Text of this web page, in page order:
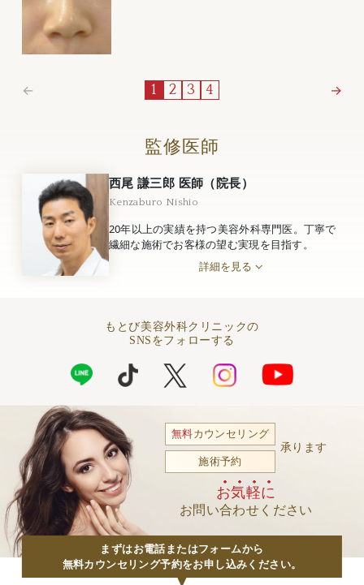
← 1 2 3 4 →
監修医師
西尾 謙三郎 医師（院長）
Kenzaburo Nishio
20年以上の実績を持つ美容外科専門医。丁寧で
繊細な施術でお客様の望む実現を目指す。
詳細を見る
もとび美容外科クリニックの
SNSをフォローする
無料カウンセリング
施術予約
承ります
お気軽に
お問い合わせください
まずはお電話またはフォームから
無料カウンセリング予約をお申し込みください。